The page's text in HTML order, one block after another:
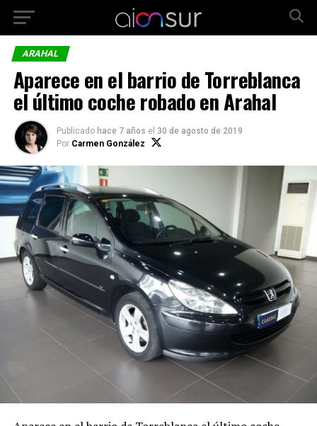
ARAHAL
Aparece en el barrio de Torreblanca
el último coche robado en Arahal
Publicado hace 7 años el 30 de agosto de 2019
Por Carmen González